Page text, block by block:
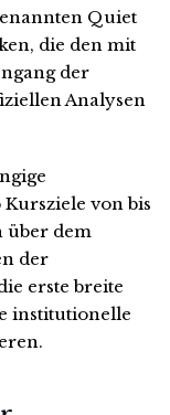
Quiet
die den mit
der
Analysen
von bis
über dem
der
erste breite
institutionelle